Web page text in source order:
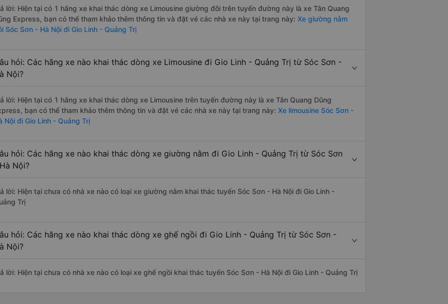
lời: Hiện tại có 1 hãng xe khai thác dòng xe Limousine giường đôi trên tuyến đường này là xe Tân Quang
Express, bạn có thể tham khảo thêm thông tin và đặt vé các nhà xe này tại trang này: Xe giường nằm
Sóc Sơn - Hà Nội đi Gio Linh - Quảng Trị
hỏi: Các hãng xe nào khai thác dòng xe Limousine đi Gio Linh - Quảng Trị từ Sóc Sơn -
Nội?
lời: Hiện tại có 1 hãng xe khai thác dòng xe Limousine trên tuyến đường này là xe Tân Quang Dũng
bạn có thể tham khảo thêm thông tin và đặt vé các nhà xe này tại trang này: Xe limousine Sóc Sơn -
Nội đi Gio Linh - Quảng Trị
hỏi: Các hãng xe nào khai thác dòng xe giường nằm đi Gio Linh - Quảng Trị từ Sóc Sơn
Nội?
lời: Hiện tại chưa có nhà xe nào có loại xe giường nằm khai thác tuyến Sóc Sơn - Hà Nội đi Gio Linh -
Trị
hỏi: Các hãng xe nào khai thác dòng xe ghế ngồi đi Gio Linh - Quảng Trị từ Sóc Sơn -
Nội?
lời: Hiện tại chưa có nhà xe nào có loại xe ghế ngồi khai thác tuyến Sóc Sơn - Hà Nội đi Gio Linh - Quảng Trị